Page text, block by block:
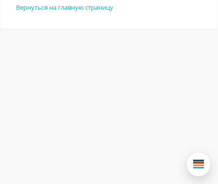
Вернуться на главную страницу